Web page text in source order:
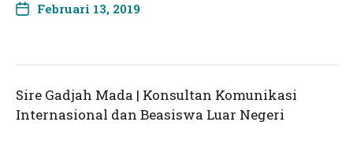
Februari 13, 2019
Sire Gadjah Mada | Konsultan Komunikasi
Internasional dan Beasiswa Luar Negeri